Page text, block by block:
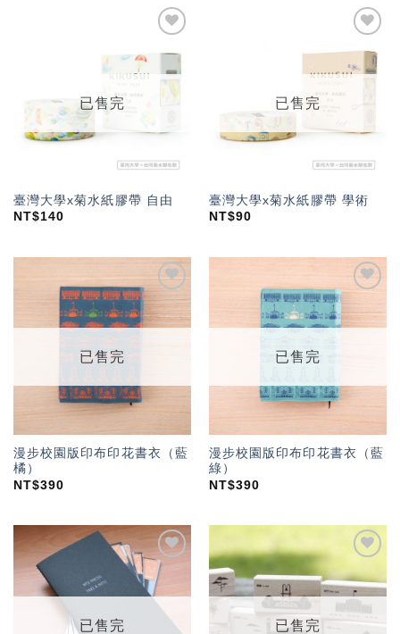
「願
望輕
單」
已售完
臺灣大學x菊水紙膠帶 自由
NT$140
加入
「願
望輕
已售完
臺灣大學x菊水紙膠帶 學術
NT$90
加入
「願
望輕
已售完
漫步校園版印布印花書衣（藍
橘）
NT$390
加入
「願
望輕
已售完
漫步校園版印布印花書衣（藍
綠）
NT$390
加入
望輕
單」
已售完
「願
望輕
單」
已售完